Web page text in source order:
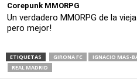
Corepunk MMORPG
Un verdadero MMORPG de la
pero mejor!
ETIQUETAS GIRONA FC IGNACIO MAS-
REAL MADRID